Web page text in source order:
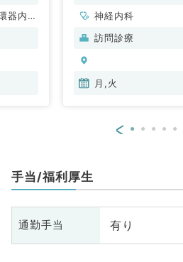
器内
神経内科
訪問診療
月,火
<
手当/福利厚生
通勤手当 有り